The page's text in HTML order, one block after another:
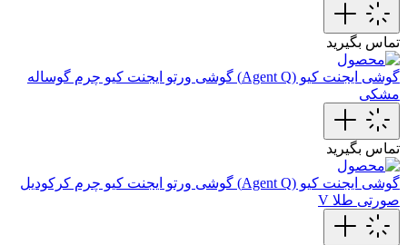
تماس بگیرید
گوشی ایجنت کیو (Agent Q)
گوشی ورتو ایجنت کیو‌ چرم گوساله
مشکی
تماس بگیرید
گوشی ایجنت کیو (Agent Q)
گوشی ورتو ایجنت کیو چرم کرکودیل
صورتی طلا V